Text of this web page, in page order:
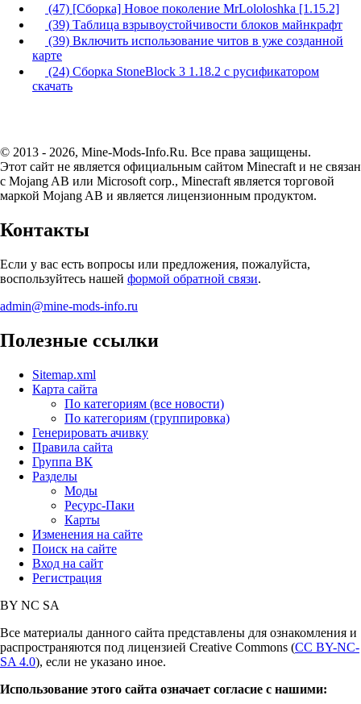
(47) [Сборка] Новое поколение MrLololoshka [1.15.2]
(39) Таблица взрывоустойчивости блоков майнкрафт
(39) Включить использование читов в уже созданной
карте
(24) Сборка StoneBlock 3 1.18.2 с русификатором
скачать
© 2013 - 2026, Mine-Mods-Info.Ru. Все права защищены.
Этот сайт не является официальным сайтом Minecraft и не связан
с Mojang AB или Microsoft corp., Minecraft является торговой
маркой Mojang AB и является лицензионным продуктом.
Контакты
Если у вас есть вопросы или предложения, пожалуйста,
воспользуйтесь нашей формой обратной связи.
admin@mine-mods-info.ru
Полезные ссылки
Sitemap.xml
Карта сайта
По категориям (все новости)
По категориям (группировка)
Генерировать ачивку
Правила сайта
Группа ВК
Разделы
Моды
Ресурс-Паки
Карты
Изменения на сайте
Поиск на сайте
Вход на сайт
Регистрация
BY NC SA
Все материалы данного сайта представлены для ознакомления и
распространяются под лицензией Creative Commons (CC BY-NC-
SA 4.0), если не указано иное.
Использование этого сайта означает согласие с нашими: